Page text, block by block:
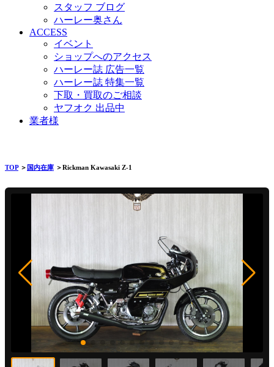
スタッフ ブログ
ハーレー奥さん
ACCESS
イベント
ショップへのアクセス
ハーレー誌 広告一覧
ハーレー誌 特集一覧
下取・買取のご相談
ヤフオク 出品中
業者様
TOP＞ 国内在庫 ＞Rickman Kawasaki Z-1